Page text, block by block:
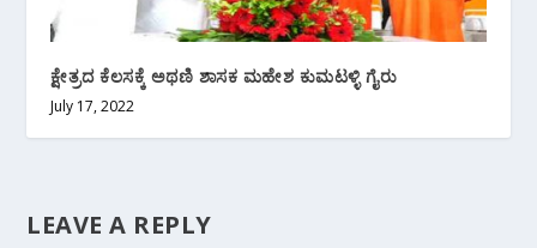
ಕ್ಷೇತ್ರದ ಕೆಲಸಕ್ಕೆ ಅಥಣಿ ಶಾಸಕ ಮಹೇಶ ಕುಮಟಳ್ಳಿ ಗೈರು
July 17, 2022
LEAVE A REPLY